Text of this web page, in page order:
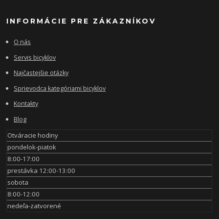
INFORMÁCIE PRE ZÁKAZNÍKOV
O nás
Servis bicyklov
Najčastejšie otázky
Sprievodca kategóriami bicyklov
Kontakty
Blog
Otváracie hodiny
pondelok-piatok
8:00-17:00
prestávka 12:00-13:00
sobota
8:00-12:00
nedeľa-zatvorené